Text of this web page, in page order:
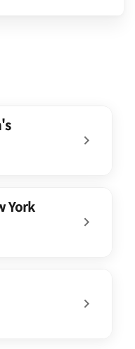
York